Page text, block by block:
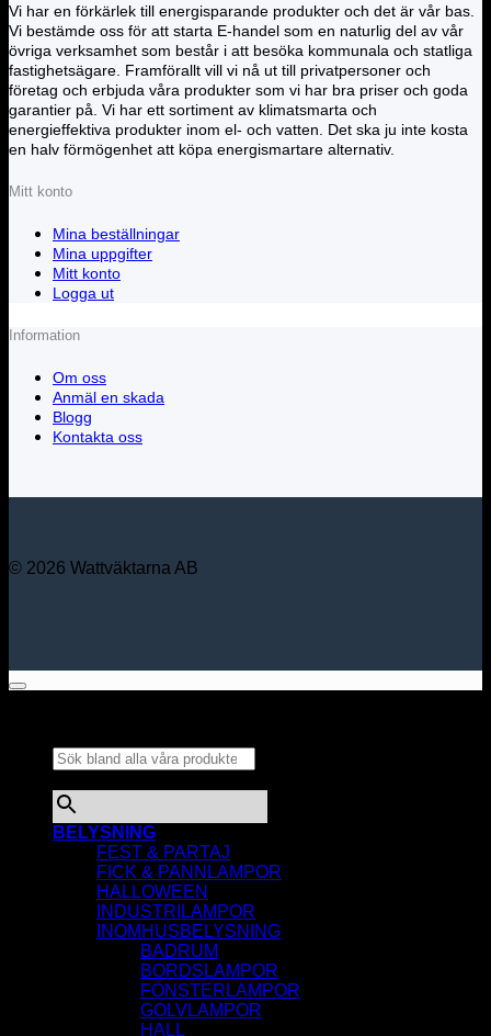
Vi har en förkärlek till energisparande produkter och det är vår bas.
Vi bestämde oss för att starta E-handel som en naturlig del av vår
övriga verksamhet som består i att besöka kommunala och statliga
fastighetsägare. Framförallt vill vi nå ut till privatpersoner och
företag och erbjuda våra produkter som vi har bra priser och goda
garantier på. Vi har ett sortiment av klimatsmarta och
energieffektiva produkter inom el- och vatten. Det ska ju inte kosta
en halv förmögenhet att köpa energismartare alternativ.
Mitt konto
Mina beställningar
Mina uppgifter
Mitt konto
Logga ut
Information
Om oss
Anmäl en skada
Blogg
Kontakta oss
© 2026 Wattväktarna AB
BELYSNING
FEST & PARTAJ
FICK & PANNLAMPOR
HALLOWEEN
INDUSTRILAMPOR
INOMHUSBELYSNING
BADRUM
BORDSLAMPOR
FÖNSTERLAMPOR
GOLVLAMPOR
HALL